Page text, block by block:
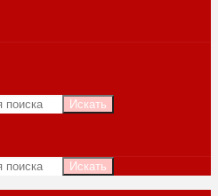
Искать
Искать